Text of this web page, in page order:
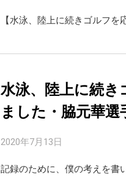
【水泳、陸上に続きゴルフ
水泳、陸上に続
ました・脇元華
2020年7月13日
記録のために、僕の考えを書